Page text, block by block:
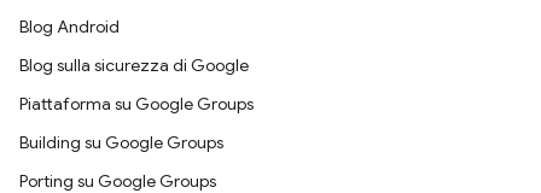
Blog Android
Blog sulla sicurezza di Google
Piattaforma su Google Groups
Building su Google Groups
Porting su Google Groups